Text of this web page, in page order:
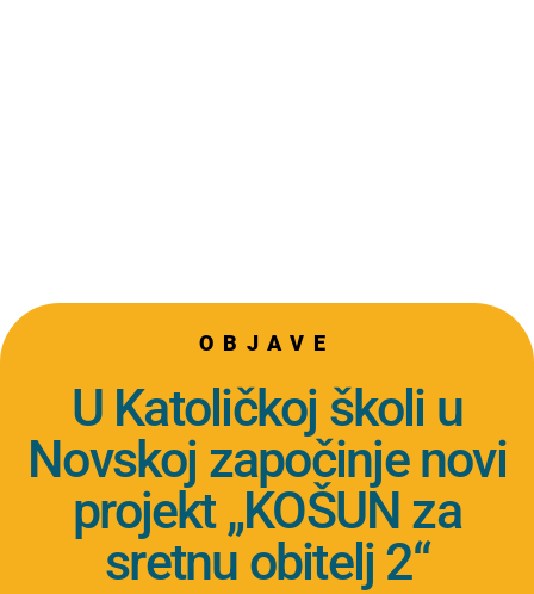
OBJAVE
U Katoličkoj školi u
Novskoj započinje novi
projekt „KOŠUN za
sretnu obitelj 2“